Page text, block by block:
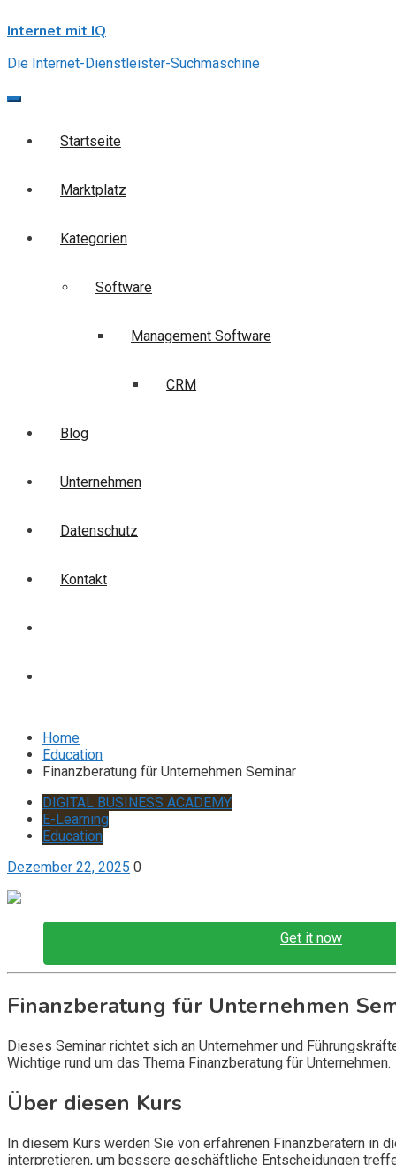
to
Internet mit IQ
Die Internet-Dienstleister-Suchmaschine
Startseite
Marktplatz
Kategorien
Software
Management Software
CRM
Blog
Unternehmen
Datenschutz
Kontakt
Home
Education
Finanzberatung für Unternehmen Seminar
DIGITAL BUSINESS ACADEMY
E-Learning
Education
Dezember 22, 2025 0
Get it now
Finanzberatung für Unternehmen
Dieses Seminar richtet sich an Unternehmer und
Wichtige rund um das Thema Finanzberatung für Unternehmen.
Über diesen Kurs
In diesem Kurs werden Sie von erfahrenen Finanzberatern in
interpretieren, um bessere geschäftliche Entscheidungen